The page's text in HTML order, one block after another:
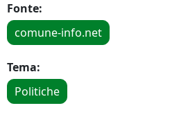
Fonte:
comune-info.net
Tema:
Politiche